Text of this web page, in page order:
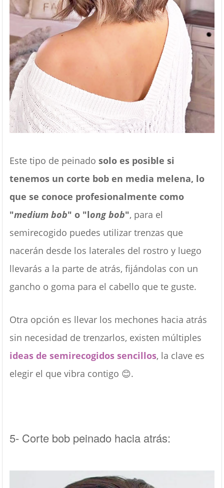
Este tipo de peinado solo es posible si
tenemos un corte bob en media melena, lo
que se conoce profesionalmente como
"medium bob" o "long bob", para el
semirecogido puedes utilizar trenzas que
nacerán desde los laterales del rostro y luego
llevarás a la parte de atrás, fijándolas con un
gancho o goma para el cabello que te guste.
Otra opción es llevar los mechones hacia atrás
sin necesidad de trenzarlos, existen múltiples
ideas de semirecogidos sencillos, la clave es
elegir el que vibra contigo 😊.
5- Corte bob peinado hacia atrás: